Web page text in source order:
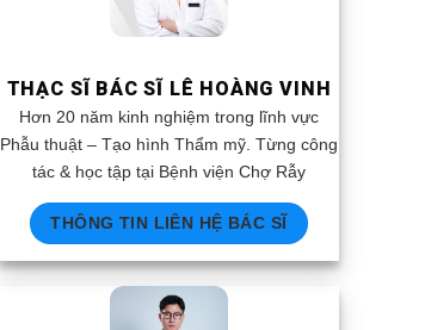
THẠC SĨ BÁC SĨ LÊ HOÀNG VINH
Hơn 20 năm kinh nghiệm trong lĩnh vực
Phẫu thuật – Tạo hình Thẩm mỹ. Từng công
tác & học tập tại Bệnh viện Chợ Rẫy
THÔNG TIN LIÊN HỆ BÁC SĨ